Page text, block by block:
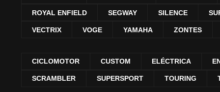
ROYAL ENFIELD SEGWAY SILENCE
VECTRIX VOGE YAMAHA ZONTES
CICLOMOTOR CUSTOM ELÉCTRICA
SCRAMBLER SUPERSPORT TOURING